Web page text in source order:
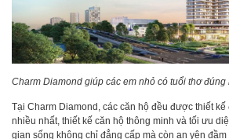
Charm Diamond giúp các em nhỏ có tuổi thơ đúng
Tại Charm Diamond, các căn hộ đều được thiết
nhiều nhất, thiết kế căn hộ thông minh và tối ưu
gian sống không chỉ đẳng cấp mà còn an yên